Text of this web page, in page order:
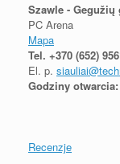
Szawle - Gegužių
PC Arena
Mapa
Tel. +370 (652)
El. p.
Godziny otwarcia:
Recenzje